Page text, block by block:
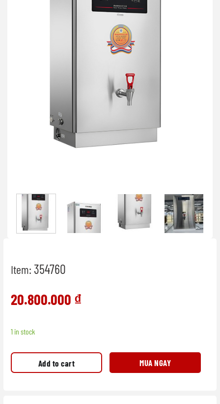
Item: 354760
20.800.000 ₫
1 in stock
Add to cart MUA NGAY